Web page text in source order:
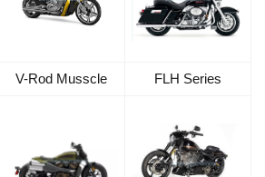
V-Rod Musscle FLH Series